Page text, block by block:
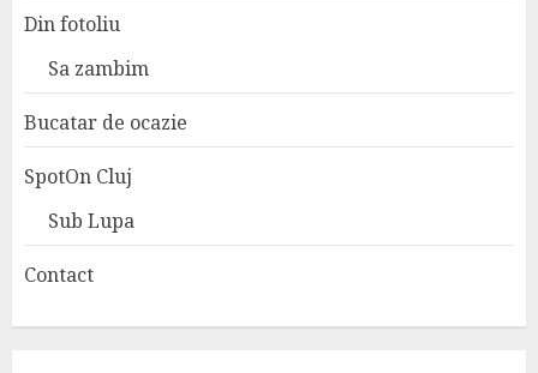
Din fotoliu
Sa zambim
Bucatar de ocazie
SpotOn Cluj
Sub Lupa
Contact